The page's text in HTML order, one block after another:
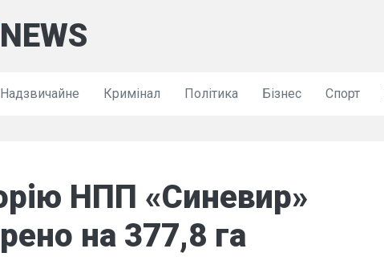
NEWS
Надзвичайне Кримінал Політика Бізнес Спорт
НПП «Синевир»
на 377,8 га